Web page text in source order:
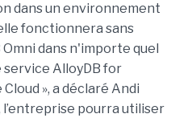
dans un environnement
fonctionnera sans
dans n'importe quel
AlloyDB for
», a déclaré Andi
l’entreprise pourra utiliser